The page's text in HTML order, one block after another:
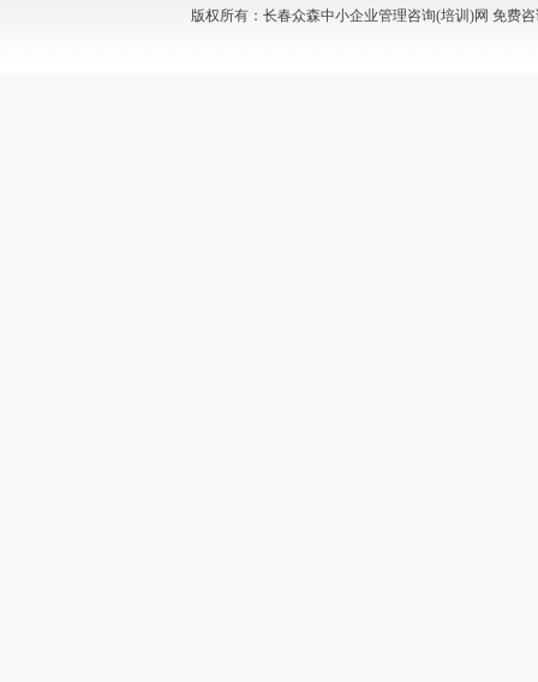
版权所有：长春众森中小企业管理咨询(培训)网 免费咨